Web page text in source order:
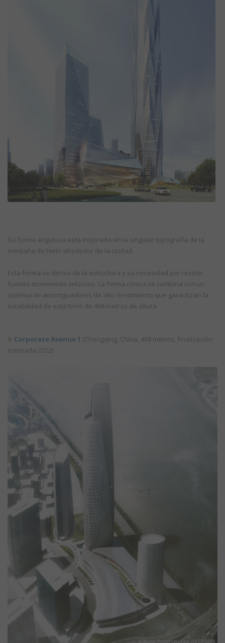
Su forma angulosa está inspirada en la singular topografía de la
montaña de hielo alrededor de la ciudad.
Esta forma se deriva de la estructura y su necesidad por resistir
fuertes movimiento telúricos. La forma cónica se combina con un
sistema de amortiguadores de alto rendimiento que garantizan la
estabilidad de esta torre de 468 metros de altura.
9. Corporate Avenue 1 (Chongqing, China, 468 metros, finalización
estimada 2022)